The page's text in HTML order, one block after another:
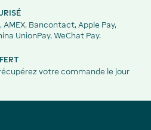
AMEX, Bancontact, Apple Pay,
UnionPay, WeChat Pay.
votre commande le jour